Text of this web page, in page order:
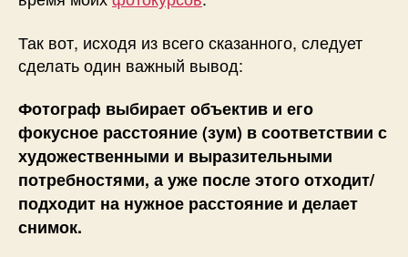
Так вот, исходя из всего сказанного, следует
сделать один важный вывод:
Фотограф выбирает объектив и его
фокусное расстояние (зум) в соответствии с
художественными и выразительными
потребностями, а уже после этого отходит/
подходит на нужное расстояние и делает
снимок.